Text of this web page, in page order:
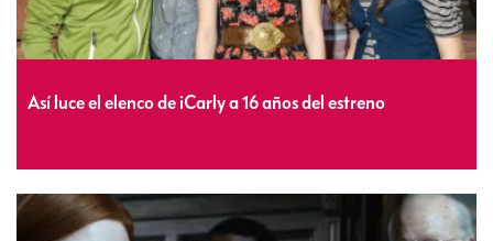
Así luce el elenco de iCarly a 16 años del estreno